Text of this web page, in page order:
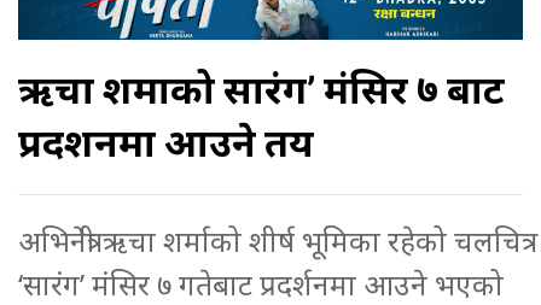
ऋचा शर्माको सारंग’ मंसिर ७ बाट
प्रदर्शनमा आउने तय
अभिनेत्री ऋचा शर्माको शीर्ष भूमिका रहेको चलचित्र
‘सारंग’ मंसिर ७ गतेबाट प्रदर्शनमा आउने भएको